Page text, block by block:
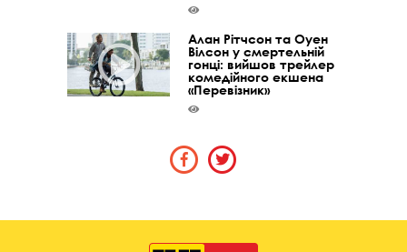
Алан Рітчсон та Оуен
Вілсон у смертельній
гонці: вийшов трейлер
комедійного екшена
«Перевізник»